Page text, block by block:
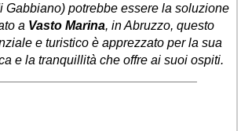
Gabbiano) potrebbe essere la soluzione
a Vasto Marina, in Abruzzo, questo
e turistico è apprezzato per la sua
e la tranquillità che offre ai suoi ospiti.